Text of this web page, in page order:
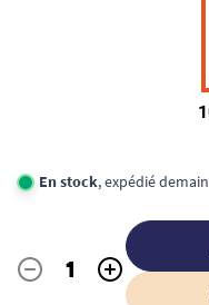
En stock, expédié demain
Quantité
- +